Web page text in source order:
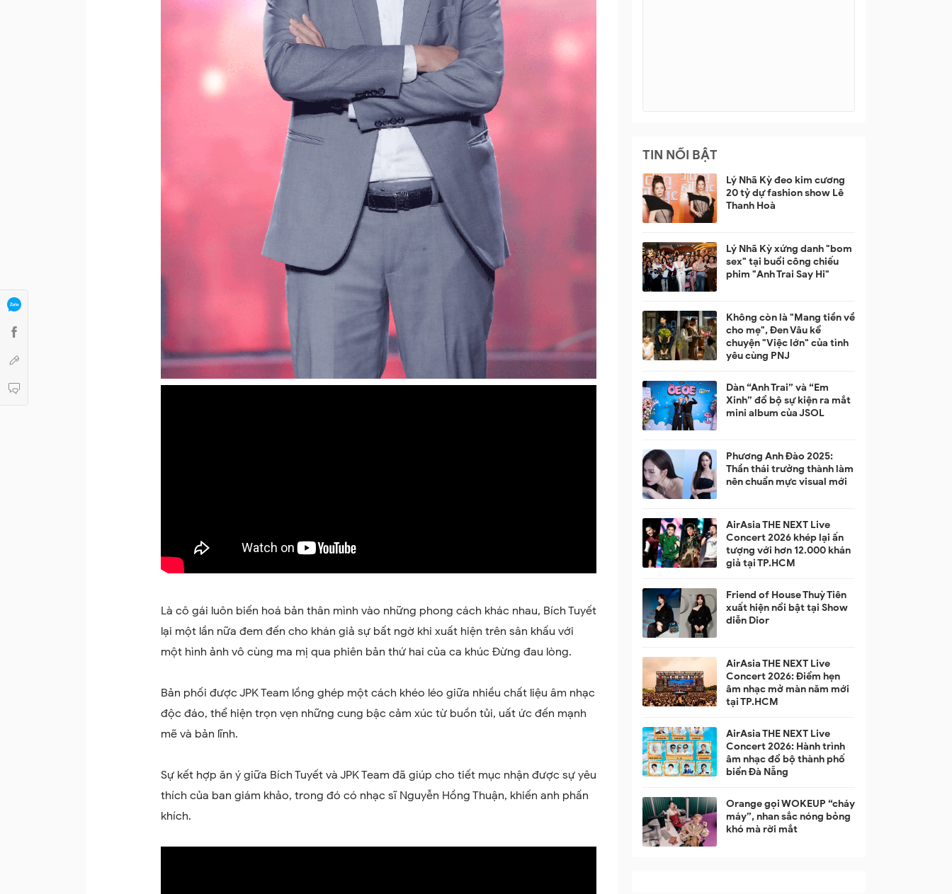
Là cô gái luôn biến hoá bản thân mình vào những phong cách khác nhau, Bích Tuyết
lại một lần nữa đem đến cho khán giả sự bất ngờ khi xuất hiện trên sân khấu với
một hình ảnh vô cùng ma mị qua phiên bản thứ hai của ca khúc Đừng đau lòng.
Bản phối được JPK Team lồng ghép một cách khéo léo giữa nhiều chất liệu âm nhạc
độc đáo, thể hiện trọn vẹn những cung bậc cảm xúc từ buồn tủi, uất ức đến mạnh
mẽ và bản lĩnh.
Sự kết hợp ăn ý giữa Bích Tuyết và JPK Team đã giúp cho tiết mục nhận được sự yêu
thích của ban giám khảo, trong đó có nhạc sĩ Nguyễn Hồng Thuận, khiến anh phấn
khích.
TIN NỔI BẬT
Lý Nhã Kỳ đeo kim cương
20 tỷ dự fashion show Lê
Thanh Hoà
Lý Nhã Kỳ xứng danh "bom
sex" tại buổi công chiếu
phim "Anh Trai Say Hi"
Không còn là "Mang tiền về
cho mẹ", Đen Vâu kể
chuyện "Việc lớn" của tình
yêu cùng PNJ
Dàn “Anh Trai” và “Em
Xinh” đổ bộ sự kiện ra mắt
mini album của JSOL
Phương Anh Đào 2025:
Thần thái trưởng thành làm
nên chuẩn mực visual mới
AirAsia THE NEXT Live
Concert 2026 khép lại ấn
tượng với hơn 12.000 khán
giả tại TP.HCM
Friend of House Thuỳ Tiên
xuất hiện nổi bật tại Show
diễn Dior
AirAsia THE NEXT Live
Concert 2026: Điểm hẹn
âm nhạc mở màn năm mới
tại TP.HCM
AirAsia THE NEXT Live
Concert 2026: Hành trình
âm nhạc đổ bộ thành phố
biển Đà Nẵng
Orange gọi WOKEUP “cháy
máy”, nhan sắc nóng bỏng
khó mà rời mắt